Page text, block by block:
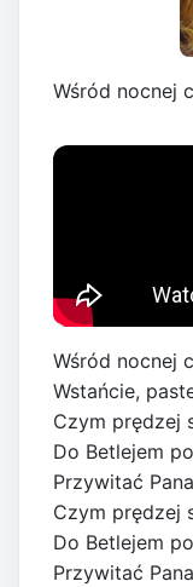
Wśród nocnej
Wśród nocnej
Wstańcie,
Czym prędzej
Do Betlejem
Przywitać
Czym prędzej
Do Betlejem
Przywitać